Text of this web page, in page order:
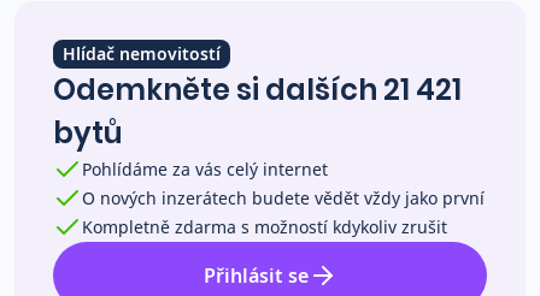
Hlídač nemovitostí
Odemkněte si dalších 21 421
bytů
Pohlídáme za vás celý internet
O nových inzerátech budete vědět vždy jako první
Kompletně zdarma s možností kdykoliv zrušit
Přihlásit se